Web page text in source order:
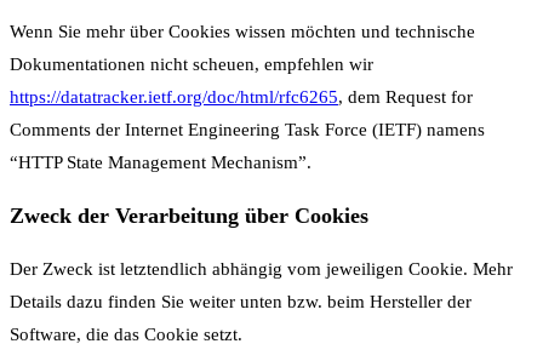
Wenn Sie mehr über Cookies wissen möchten und technische
Dokumentationen nicht scheuen, empfehlen wir
https://datatracker.ietf.org/doc/html/rfc6265, dem Request for
Comments der Internet Engineering Task Force (IETF) namens
“HTTP State Management Mechanism”.
Zweck der Verarbeitung über Cookies
Der Zweck ist letztendlich abhängig vom jeweiligen Cookie. Mehr
Details dazu finden Sie weiter unten bzw. beim Hersteller der
Software, die das Cookie setzt.